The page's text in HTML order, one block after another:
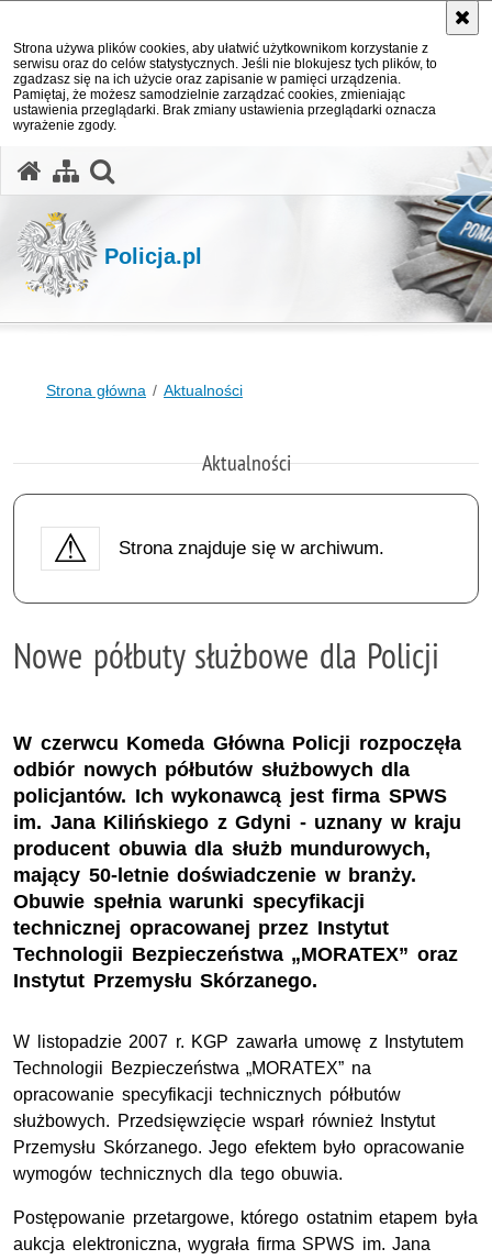
Strona używa plików cookies, aby ułatwić użytkownikom korzystanie z
serwisu oraz do celów statystycznych. Jeśli nie blokujesz tych plików, to
zgadzasz się na ich użycie oraz zapisanie w pamięci urządzenia.
Pamiętaj, że możesz samodzielnie zarządzać cookies, zmieniając
ustawienia przeglądarki. Brak zmiany ustawienia przeglądarki oznacza
wyrażenie zgody.
Policja.pl
Strona główna Aktualności
Aktualności
Strona znajduje się w archiwum.
Nowe półbuty służbowe dla Policji
W czerwcu Komeda Główna Policji rozpoczęła
odbiór nowych półbutów służbowych dla
policjantów. Ich wykonawcą jest firma SPWS
im. Jana Kilińskiego z Gdyni - uznany w kraju
producent obuwia dla służb mundurowych,
mający 50-letnie doświadczenie w branży.
Obuwie spełnia warunki specyfikacji
technicznej opracowanej przez Instytut
Technologii Bezpieczeństwa „MORATEX” oraz
Instytut Przemysłu Skórzanego.
W listopadzie 2007 r. KGP zawarła umowę z Instytutem
Technologii Bezpieczeństwa „MORATEX” na
opracowanie specyfikacji technicznych półbutów
służbowych. Przedsięwzięcie wsparł również Instytut
Przemysłu Skórzanego. Jego efektem było opracowanie
wymogów technicznych dla tego obuwia.
Postępowanie przetargowe, którego ostatnim etapem była
aukcja elektroniczna, wygrała firma SPWS im. Jana